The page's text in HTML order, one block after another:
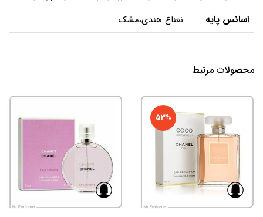
اسانس پایه نعناع هندی،مشک
محصولات مرتبط
53%